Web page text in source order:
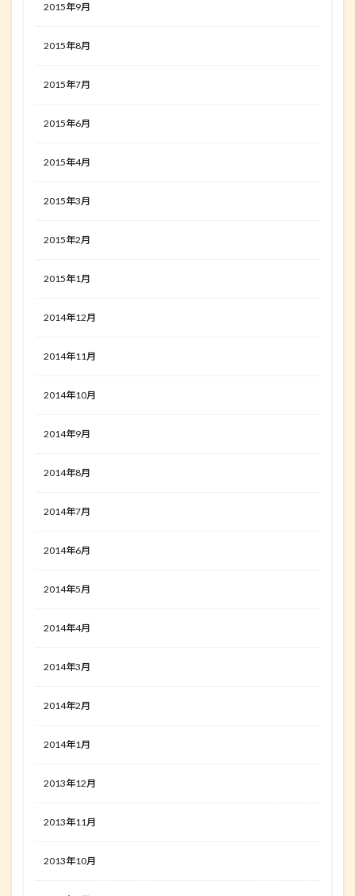
2015年9月
2015年8月
2015年7月
2015年6月
2015年4月
2015年3月
2015年2月
2015年1月
2014年12月
2014年11月
2014年10月
2014年9月
2014年8月
2014年7月
2014年6月
2014年5月
2014年4月
2014年3月
2014年2月
2014年1月
2013年12月
2013年11月
2013年10月